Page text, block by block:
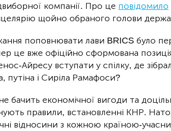
компанії. Про це повідомило
щойно обраного голови
поповнювати лави BRICS було
це вже офіційно сформована
Айресу вступати у спілку, де
путіна і Сиріла Рамафоси?
бачить економічної вигоди та
правили, встановленні КНР.
відносини з кожною країною-